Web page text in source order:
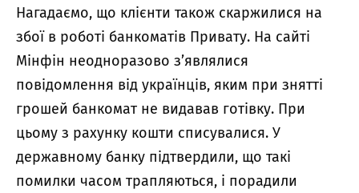
Нагадаємо, що клієнти також скаржилися на
збої в роботі банкоматів Привату. На сайті
Мінфін неодноразово з’являлися
повідомлення від українців, яким при знятті
грошей банкомат не видавав готівку. При
цьому з рахунку кошти списувалися. У
державному банку підтвердили, що такі
помилки часом трапляються, і порадили